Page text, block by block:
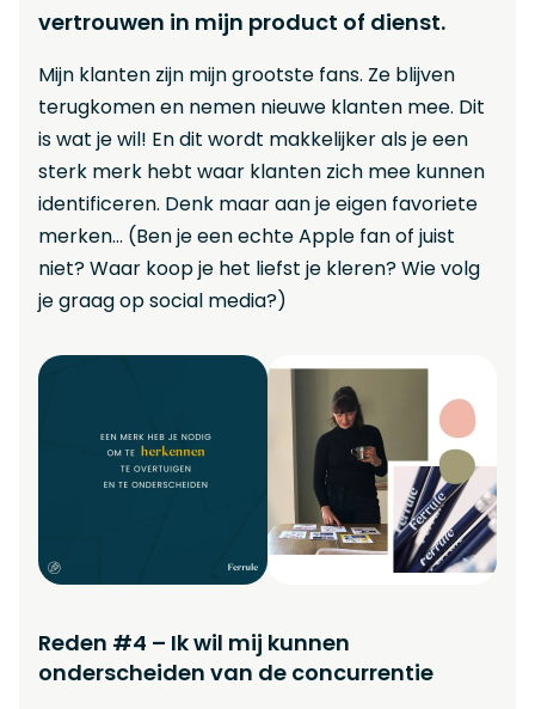
vertrouwen in mijn product of dienst.
Mijn klanten zijn mijn grootste fans. Ze blijven
terugkomen en nemen nieuwe klanten mee. Dit
is wat je wil! En dit wordt makkelijker als je een
sterk merk hebt waar klanten zich mee kunnen
identificeren. Denk maar aan je eigen favoriete
merken… (Ben je een echte Apple fan of juist
niet? Waar koop je het liefst je kleren? Wie volg
je graag op social media?)
Reden #4 – Ik wil mij kunnen
onderscheiden van de concurrentie